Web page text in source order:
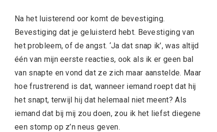
Na het luisterend oor komt de bevestiging.
Bevestiging dat je geluisterd hebt. Bevestiging van
het probleem, of de angst. ‘Ja dat snap ik’, was altijd
één van mijn eerste reacties, ook als ik er geen bal
van snapte en vond dat ze zich maar aanstelde. Maar
hoe frustrerend is dat, wanneer iemand roept dat hij
het snapt, terwijl hij dat helemaal niet meent? Als
iemand dat bij mij zou doen, zou ik het liefst diegene
een stomp op z’n neus geven.